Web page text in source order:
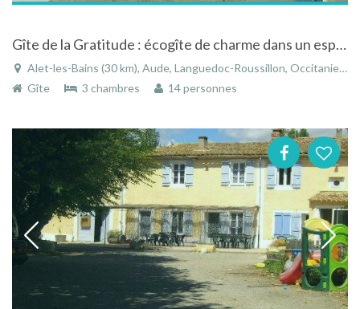
Gîte de la Gratitude : écogîte de charme dans un espace préservé à Alet Les Bains
Alet-les-Bains (30 km), Aude, Languedoc-Roussillon, Occitanie, France
Gîte
3 chambres 14 personnes